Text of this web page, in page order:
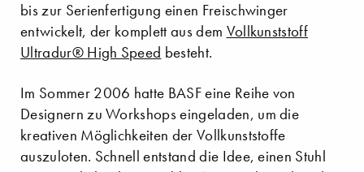
bis zur Serienfertigung einen Freischwinger
entwickelt, der komplett aus dem Vollkunststoff
Ultradur® High Speed besteht.
Im Sommer 2006 hatte BASF eine Reihe von
Designern zu Workshops eingeladen, um die
kreativen Möglichkeiten der Vollkunststoffe
auszuloten. Schnell entstand die Idee, einen Stuhl